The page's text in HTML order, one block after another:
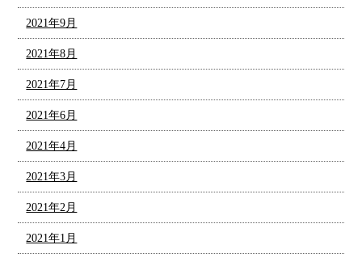
2021年9月
2021年8月
2021年7月
2021年6月
2021年4月
2021年3月
2021年2月
2021年1月